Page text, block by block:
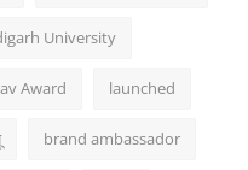
University
Award launched
brand ambassador